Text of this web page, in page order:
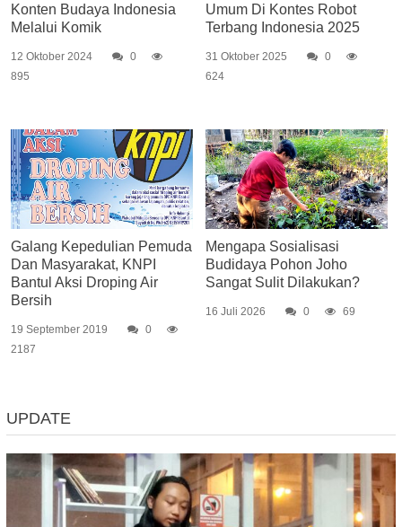
Konten Budaya Indonesia
Melalui Komik
12 Oktober 2024
0
895
Umum Di Kontes Robot
Terbang Indonesia 2025
31 Oktober 2025
0
624
Galang Kepedulian Pemuda
Dan Masyarakat, KNPI
Bantul Aksi Droping Air
Bersih
19 September 2019
0
2187
Mengapa Sosialisasi
Budidaya Pohon Joho
Sangat Sulit Dilakukan?
16 Juli 2026 0 69
UPDATE